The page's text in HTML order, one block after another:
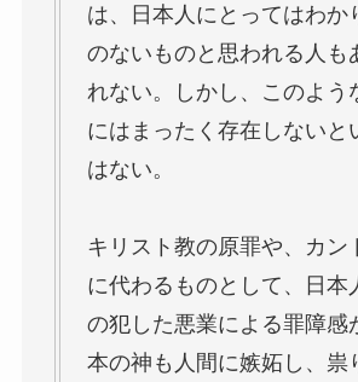
は、日本人にとってはわか
のないものと思われる人も
れない。しかし、このよう
にはまったく存在しないと
はない。
キリスト教の原罪や、カン
に代わるものとして、日本
の犯した悪業による罪障感
本の神も人間に嫉妬し、祟